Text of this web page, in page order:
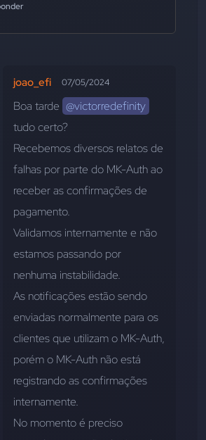
joao_efi 07/05/2024
Boa tarde @victorredefinity
tudo certo?
Recebemos diversos relatos de
falhas por parte do MK-Auth ao
receber as confirmações de
pagamento.
Validamos internamente e não
estamos passando por
nenhuma instabilidade.
As notificações estão sendo
enviadas normalmente para os
clientes que utilizam o MK-Auth,
porém o MK-Auth não está
registrando as confirmações
internamente.
No momento é preciso